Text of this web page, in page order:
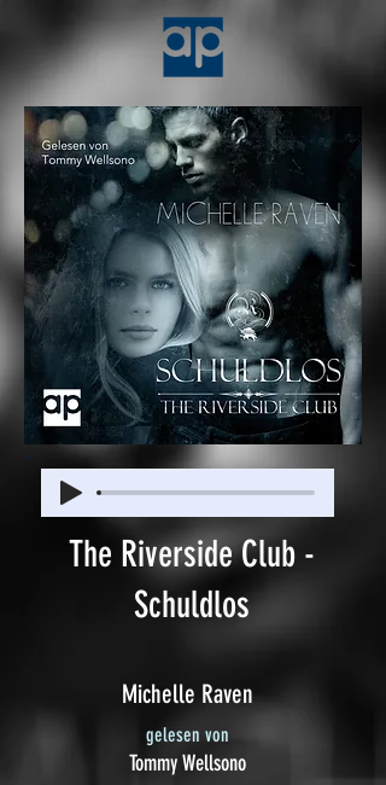
The Riverside Club -
Schuldlos
Michelle Raven
gelesen von
Tommy Wellsono